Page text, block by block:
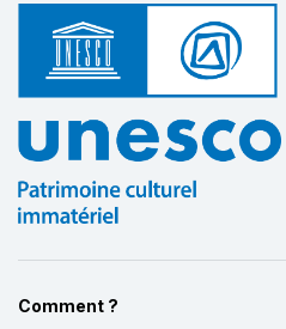
Comment ?